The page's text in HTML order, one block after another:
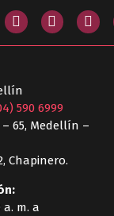
590 6999
– 65, Medellín –
Chapinero.
m. a